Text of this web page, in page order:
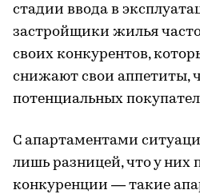
стадии ввода в
застройщики жилья
своих конкурентов,
снижают свои аппетиты,
потенциальных
С апартаментами
лишь разницей, что у них
конкуренции — такие